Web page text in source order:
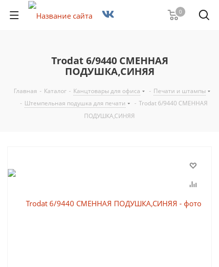
0
Trodat 6/9440 СМЕННАЯ
ПОДУШКА,СИНЯЯ
Главная - Каталог - Канцтовары для офиса - Печати и штампы
- Штемпельная подушка для печати - Trodat 6/9440 СМЕННАЯ
ПОДУШКА,СИНЯЯ